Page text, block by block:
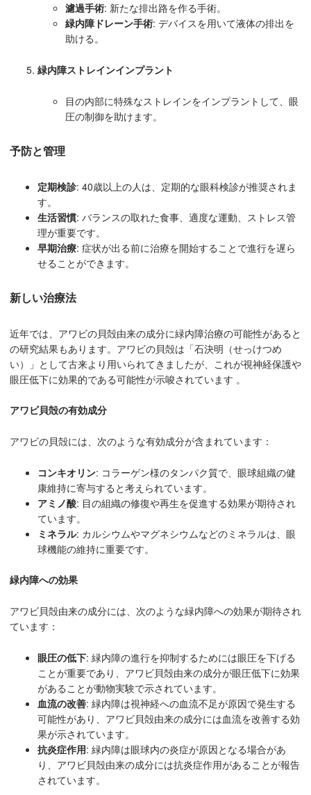
濾過手術: 新たな排出路を作る手術。
緑内障ドレーン手術: デバイスを用いて液体の排出を
助ける。
緑内障ストレインインプラント
目の内部に特殊なストレインをインプラントして、眼
圧の制御を助けます。
予防と管理
定期検診: 40歳以上の人は、定期的な眼科検診が推奨されま
す。
生活習慣: バランスの取れた食事、適度な運動、ストレス管
理が重要です。
早期治療: 症状が出る前に治療を開始することで進行を遅ら
せることができます。
新しい治療法
近年では、アワビの貝殻由来の成分に緑内障治療の可能性があると
の研究結果もあります。アワビの貝殻は「石決明（せっけつめ
い）」として古来より用いられてきましたが、これが視神経保護や
眼圧低下に効果的である可能性が示唆されています 。
アワビ貝殻の有効成分
アワビの貝殻には、次のような有効成分が含まれています：
コンキオリン: コラーゲン様のタンパク質で、眼球組織の健
康維持に寄与すると考えられています。
アミノ酸: 目の組織の修復や再生を促進する効果が期待され
ています。
ミネラル: カルシウムやマグネシウムなどのミネラルは、眼
球機能の維持に重要です。
緑内障への効果
アワビ貝殻由来の成分には、次のような緑内障への効果が期待され
ています：
眼圧の低下: 緑内障の進行を抑制するためには眼圧を下げる
ことが重要であり、アワビ貝殻由来の成分が眼圧低下に効果
があることが動物実験で示されています。
血流の改善: 緑内障は視神経への血流不足が原因で発生する
可能性があり、アワビ貝殻由来の成分には血流を改善する効
果が示されています。
抗炎症作用: 緑内障は眼球内の炎症が原因となる場合があ
り、アワビ貝殻由来の成分には抗炎症作用があることが報告
されています。